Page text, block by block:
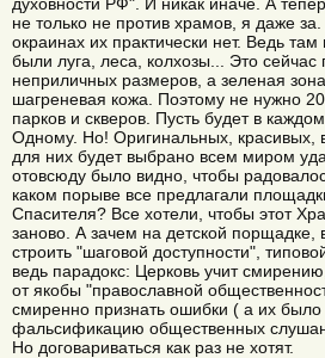
не только не против храмов, я даже
окраинах их практически нет. Ведь
были луга, леса, колхозы... Это сейчас
неприличных размеров, а зеленая
шагреневая кожа. Поэтому не нужно
парков и скверов. Пусть будет в
Одному. Но! Оригинальных, красивых,
для них будет выбрано всем миром
отовсюду было видно, чтобы
каком порыве все предлагали
Спасителя? Все хотели, чтобы этот
заново. А зачем на детской порщадке,
строить "шаговой доступности",
ведь парадокс: Церковь учит
от якобы "православной
смиренно признать ошибки ( а их
фальсификацию общественных
Но договариваться как раз не хотят.